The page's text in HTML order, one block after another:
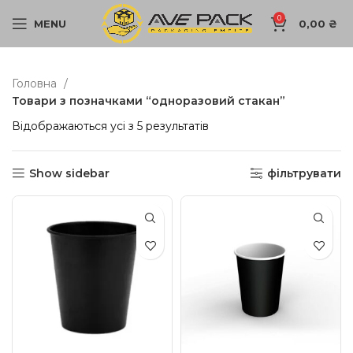
MENU 0 0,00 ₴
Головна
Товари з позначками “одноразовий стакан”
Відображаються усі з 5 результатів
Show sidebar фільтрувати